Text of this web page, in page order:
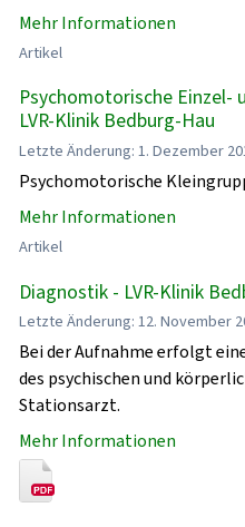
Mehr Informationen
Artikel
Psychomotorische Einzel-
LVR-Klinik Bedburg-Hau
Letzte Änderung: 1. Dezember
Psychomotorische
Mehr Informationen
Artikel
Diagnostik - LVR-Klinik
Letzte Änderung: 12. November
Bei der Aufnahme erfolgt
des psychischen und
Stationsarzt.
Mehr Informationen